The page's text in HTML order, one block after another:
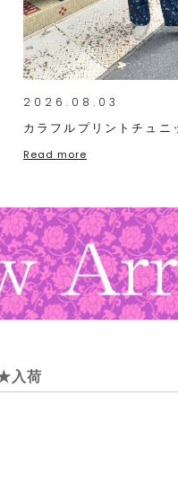
2026.08.03
カラフルプリントチュニ
Read more
★入荷